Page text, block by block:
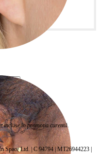
incluse în promoția curentă.
Ltd. | C 94794 | MT26944223 |